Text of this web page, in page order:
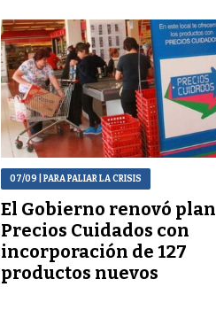
07/09 | PARA PALIAR LA CRISIS
El Gobierno renovó plan
Precios Cuidados con
incorporación de 127
productos nuevos